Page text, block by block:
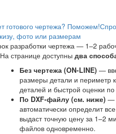
готового чертежа? Поможем!
фото или размерам
разработки чертежа — 1–2
На странице доступны два
Без чертежа (ON-LINE) —
размеры детали и периметр
деталей и быстрой оценки по
По DXF-файлу (см. ниже) —
автоматически определит
выдаст точную цену за 1–2
файлов одновременно.